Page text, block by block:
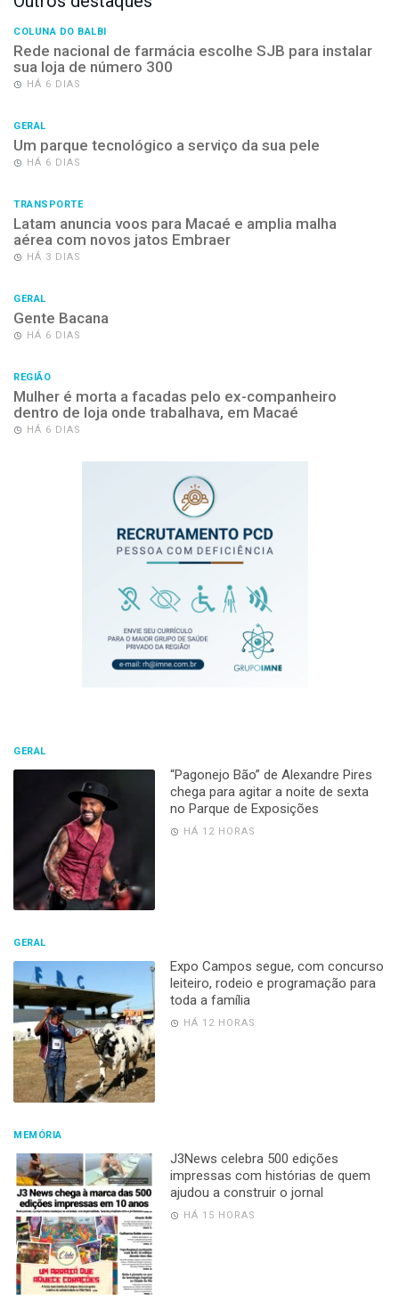
COLUNA DO BALBI
Rede nacional de farmácia escolhe SJB para instalar
sua loja de número 300
HÁ 6 DIAS
GERAL
Um parque tecnológico a serviço da sua pele
HÁ 6 DIAS
TRANSPORTE
Latam anuncia voos para Macaé e amplia malha
aérea com novos jatos Embraer
HÁ 3 DIAS
GERAL
Gente Bacana
HÁ 6 DIAS
REGIÃO
Mulher é morta a facadas pelo ex-companheiro
dentro de loja onde trabalhava, em Macaé
HÁ 6 DIAS
GERAL
“Pagonejo Bão” de Alexandre Pires
chega para agitar a noite de sexta
no Parque de Exposições
HÁ 12 HORAS
GERAL
Expo Campos segue, com concurso
leiteiro, rodeio e programação para
toda a família
HÁ 12 HORAS
MEMÓRIA
J3News celebra 500 edições
impressas com histórias de quem
ajudou a construir o jornal
HÁ 15 HORAS